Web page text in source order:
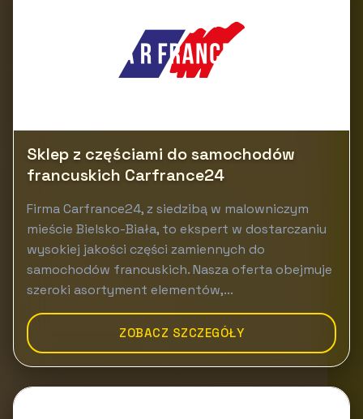
Sklep z częściami do samochodów
francuskich Carfrance24
Firma Carfrance24, z siedzibą w malowniczym
mieście Bielsko-Biała, to ekspert w dostarczaniu
wysokiej jakości części zamiennych do
samochodów francuskich. Nasza oferta obejmuje
szeroki asortyment elementów,...
ZOBACZ SZCZEGÓŁY